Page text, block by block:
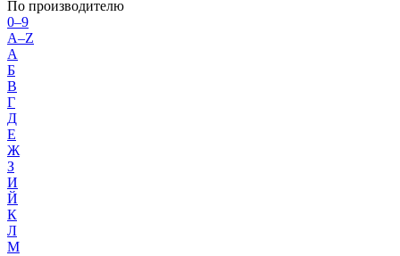
По производителю
0–9
A–Z
А
Б
В
Г
Д
Е
Ж
З
И
Й
К
Л
М